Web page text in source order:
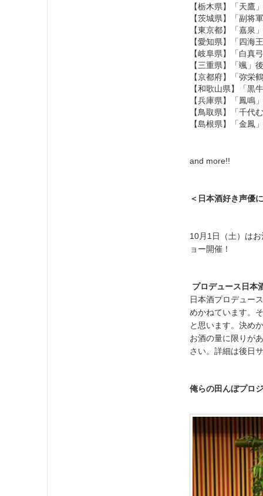
【栃木県】「天鷹
【茨城県】「副将
【東京都】「嘉泉
【愛知県】「四海
【岐阜県】「白真
【三重県】「颯」
【京都府】「弥栄
【和歌山県】「黒
【兵庫県】「鳳鳴
【鳥取県】「千代
【島根県】「金鳳
and more!!
＜日本酒好き声優
10月1日（土）は
ョー開催！
プロデュース日本
日本酒プロデュー
めかねています。
と思います。決め
お酒の量に限りが
さい。詳細は後日
俺らの田んぼプロ